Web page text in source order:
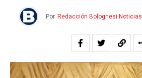
Por Redacción Bolognesi Noticias